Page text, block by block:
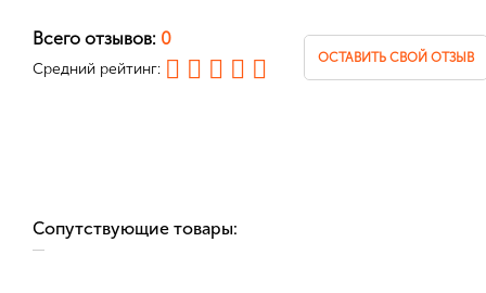
Всего отзывов: 0
Средний рейтинг:
ОСТАВИТЬ СВОЙ ОТЗЫВ
Сопутствующие товары: